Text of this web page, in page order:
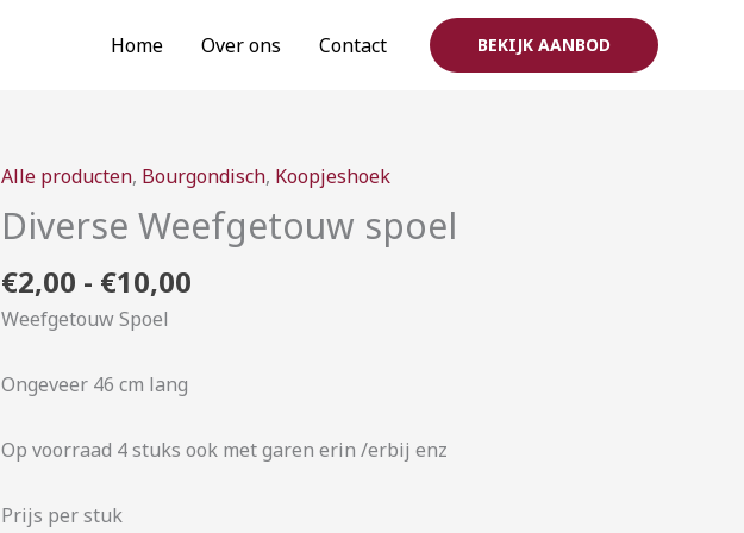
Home Over ons Contact BEKIJK AANBOD
Alle producten, Bourgondisch, Koopjeshoek
Diverse Weefgetouw spoel
€2,00 - €10,00
Prijsklasse:
€2,00
tot
Weefgetouw Spoel
Ongeveer 46 cm lang
Op voorraad 4 stuks ook met garen erin /erbij enz
Prijs per stuk
Diverse
Weefgetouw
spoel
aantal